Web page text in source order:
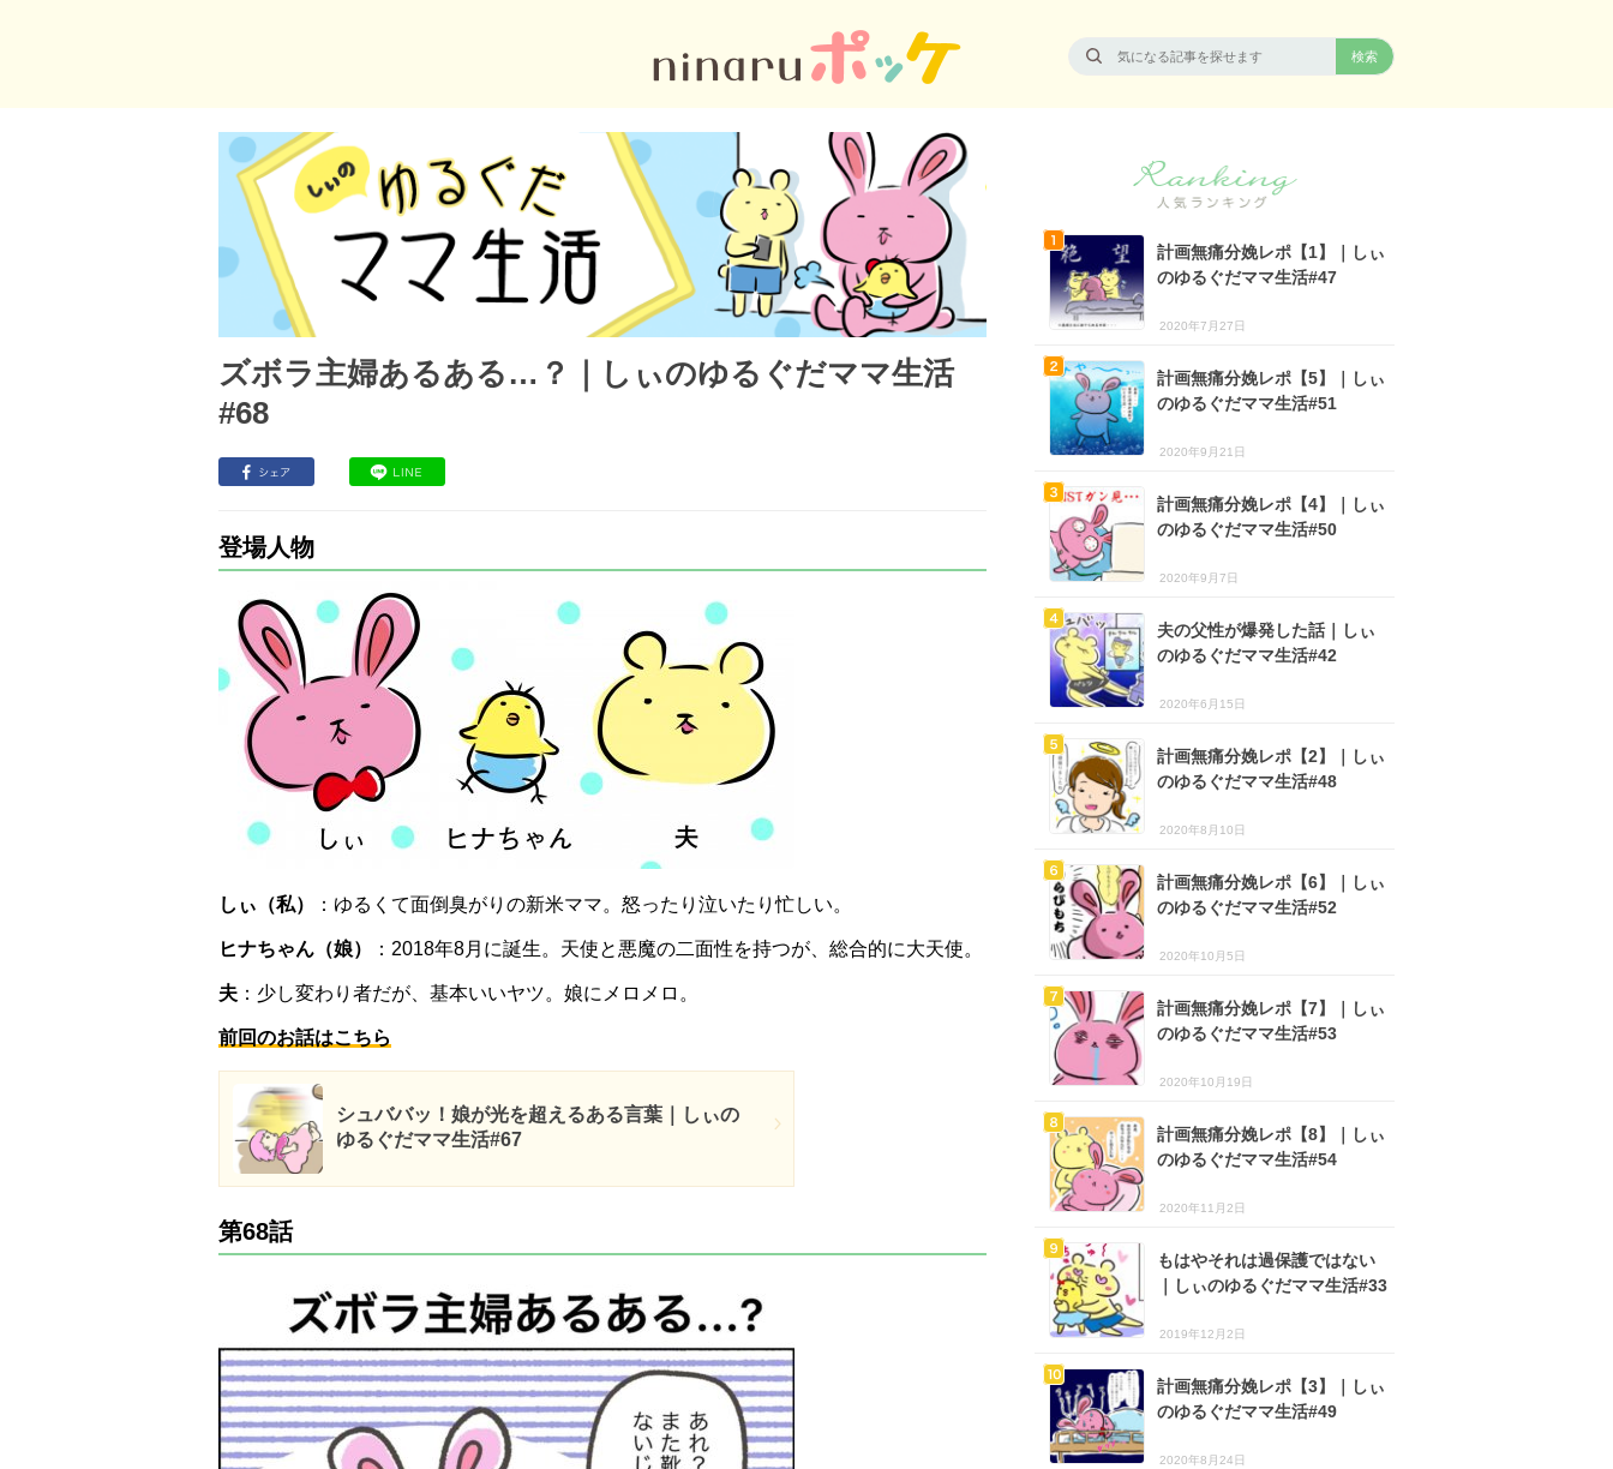
ズボラ主婦あるある…？｜しぃのゆるぐだママ生活
#68
登場人物
しぃ（私） ：ゆるくて面倒臭がりの新米ママ。怒ったり泣いたり忙しい。
ヒナちゃん（娘） ：2018年8月に誕生。天使と悪魔の二面性を持つが、総合的に大天使。
夫 ：少し変わり者だが、基本いいヤツ。娘にメロメロ。
前回のお話はこちら
シュババッ！娘が光を超えるある言葉｜しぃの
ゆるぐだママ生活#67
第68話
計画無痛分娩レポ【1】｜しぃ
のゆるぐだママ生活#47
2020年7月27日
計画無痛分娩レポ【5】｜しぃ
のゆるぐだママ生活#51
2020年9月21日
計画無痛分娩レポ【4】｜しぃ
のゆるぐだママ生活#50
2020年9月7日
夫の父性が爆発した話｜しぃ
のゆるぐだママ生活#42
2020年6月15日
計画無痛分娩レポ【2】｜しぃ
のゆるぐだママ生活#48
2020年8月10日
計画無痛分娩レポ【6】｜しぃ
のゆるぐだママ生活#52
2020年10月5日
計画無痛分娩レポ【7】｜しぃ
のゆるぐだママ生活#53
2020年10月19日
計画無痛分娩レポ【8】｜しぃ
のゆるぐだママ生活#54
2020年11月2日
もはやそれは過保護ではない
｜しぃのゆるぐだママ生活#33
2019年12月2日
計画無痛分娩レポ【3】｜しぃ
のゆるぐだママ生活#49
2020年8月24日